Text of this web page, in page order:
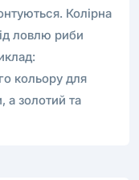
Колірна
ловлю риби
кольору для
а золотий та